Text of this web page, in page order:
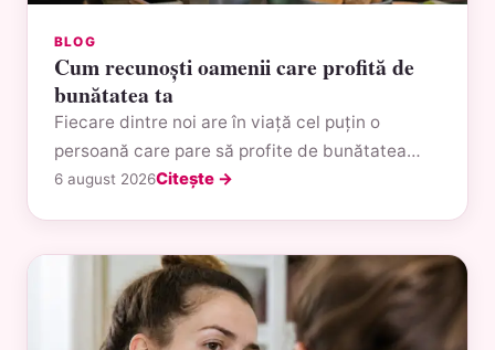
BLOG
Cum recunoști oamenii care profită de
bunătatea ta
Fiecare dintre noi are în viață cel puțin o
persoană care pare să profite de bunătatea…
6 august 2026Citește →